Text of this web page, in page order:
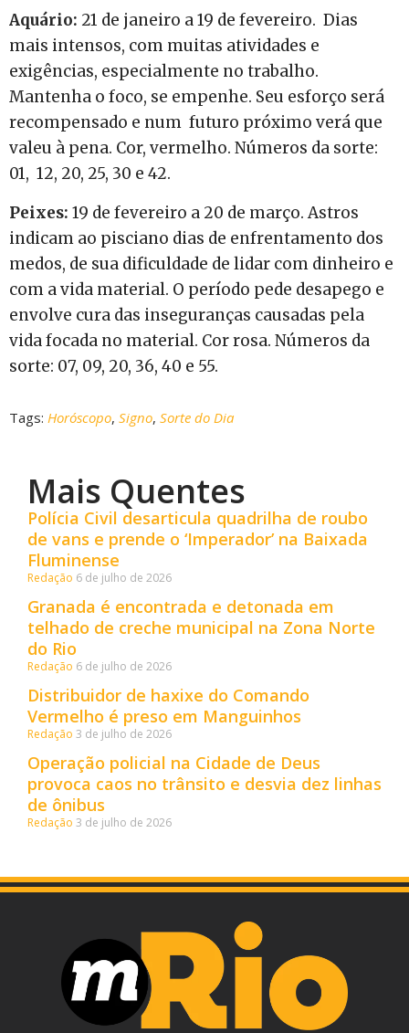
Aquário: 21 de janeiro a 19 de fevereiro. Dias
mais intensos, com muitas atividades e
exigências, especialmente no trabalho.
Mantenha o foco, se empenhe. Seu esforço será
recompensado e num futuro próximo verá que
valeu à pena. Cor, vermelho. Números da sorte:
01, 12, 20, 25, 30 e 42.
Peixes: 19 de fevereiro a 20 de março. Astros
indicam ao pisciano dias de enfrentamento dos
medos, de sua dificuldade de lidar com dinheiro e
com a vida material. O período pede desapego e
envolve cura das inseguranças causadas pela
vida focada no material. Cor rosa. Números da
sorte: 07, 09, 20, 36, 40 e 55.
Tags: Horóscopo, Signo, Sorte do Dia
Mais Quentes
Polícia Civil desarticula quadrilha de roubo
de vans e prende o ‘Imperador’ na Baixada
Fluminense
Redação 6 de julho de 2026
Granada é encontrada e detonada em
telhado de creche municipal na Zona Norte
do Rio
Redação 6 de julho de 2026
Distribuidor de haxixe do Comando
Vermelho é preso em Manguinhos
Redação 3 de julho de 2026
Operação policial na Cidade de Deus
provoca caos no trânsito e desvia dez linhas
de ônibus
Redação 3 de julho de 2026